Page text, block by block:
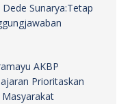
Sunarya:Tetap
AKBP
Prioritaskan
Masyarakat